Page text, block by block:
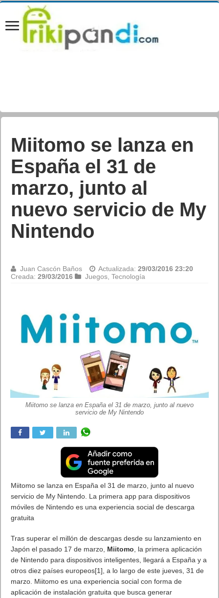
Miitomo se lanza en
España el 31 de
marzo, junto al
nuevo servicio de My
Nintendo
Juan Cascón Baños Actualizada:29/03/2016 23:20
Creada:29/03/2016 Juegos ,Tecnología
Miitomo se lanza en España el 31 de marzo, junto al nuevo
servicio de My Nintendo
Miitomo se lanza en España el 31 de marzo, junto al nuevo
servicio de My Nintendo. La primera app para dispositivos
móviles de Nintendo es una experiencia social de descarga
gratuita
Tras superar el millón de descargas desde su lanzamiento en
Japón el pasado 17 de marzo, Miitomo , la primera aplicación
de Nintendo para dispositivos inteligentes, llegará a España y a
otros diez países europeos[1], a lo largo de este jueves, 31 de
marzo. Miitomo es una experiencia social con forma de
aplicación de instalación gratuita que busca generar